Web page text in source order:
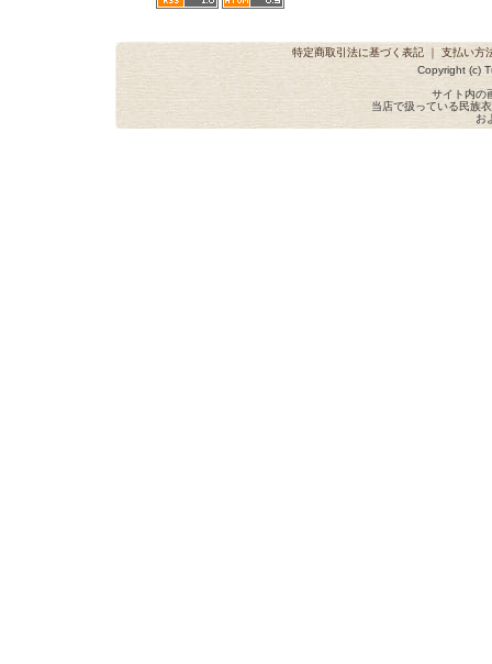
特定商取引法に基づく表記 ｜ 支払い方
Copyright (c)
サイト内の
当店で扱っている民族
お